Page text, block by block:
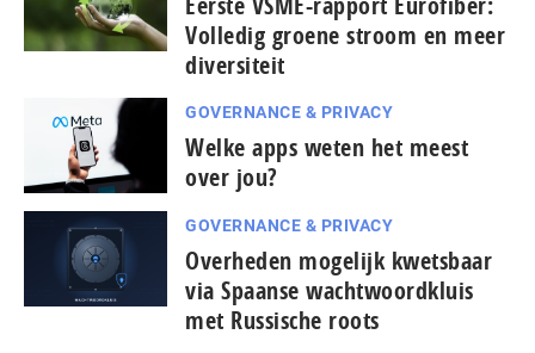
Volledig groene stroom en meer
diversiteit
GOVERNANCE & PRIVACY
Welke apps weten het meest
over jou?
GOVERNANCE & PRIVACY
Overheden mogelijk kwetsbaar
via Spaanse wacht­woord­kluis
met Russische roots